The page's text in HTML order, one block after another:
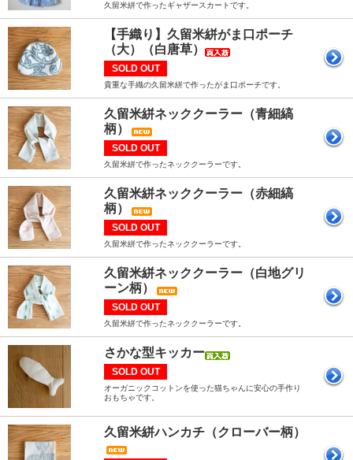
久留米絣で作ったギャザースカートです。
【手織り】久留米絣がま口ポーチ
（大）（白唐草）
SOLD OUT
貴重な手織の久留米絣で作ったがま口ポーチです。
久留米絣ネッククーラー（青細縞
柄）
SOLD OUT
久留米絣で作ったネッククーラーです。
久留米絣ネッククーラー（赤細縞
柄）
SOLD OUT
久留米絣で作ったネッククーラーです。
久留米絣ネッククーラー（白地グリ
ーン柄）
SOLD OUT
久留米絣で作ったネッククーラーです。
さかな型キッカー
SOLD OUT
オーガニックコットンを使った猫ちゃんに安心の手作り
おもちゃです。
久留米絣ハンカチ（クローバー柄）